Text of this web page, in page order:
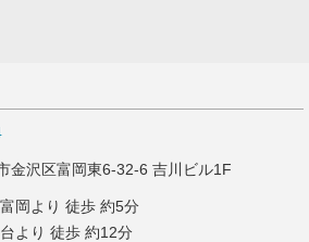
金沢区富岡東6-32-6 吉川ビル1F
岡より 徒歩 約5分
より 徒歩 約12分